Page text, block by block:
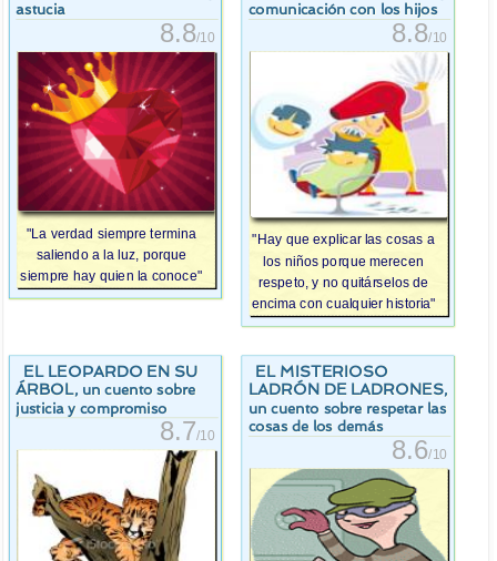
astucia
8.8/10
"La verdad siempre termina
saliendo a la luz, porque
siempre hay quien la conoce"
comunicación con los hijos
8.8/10
"Hay que explicar las cosas a
los niños porque merecen
respeto, y no quitárselos de
encima con cualquier historia"
EL LEOPARDO EN SU
ÁRBOL, un cuento sobre
justicia y compromiso
8.7/10
EL MISTERIOSO
LADRÓN DE LADRONES,
un cuento sobre respetar las
cosas de los demás
8.6/10